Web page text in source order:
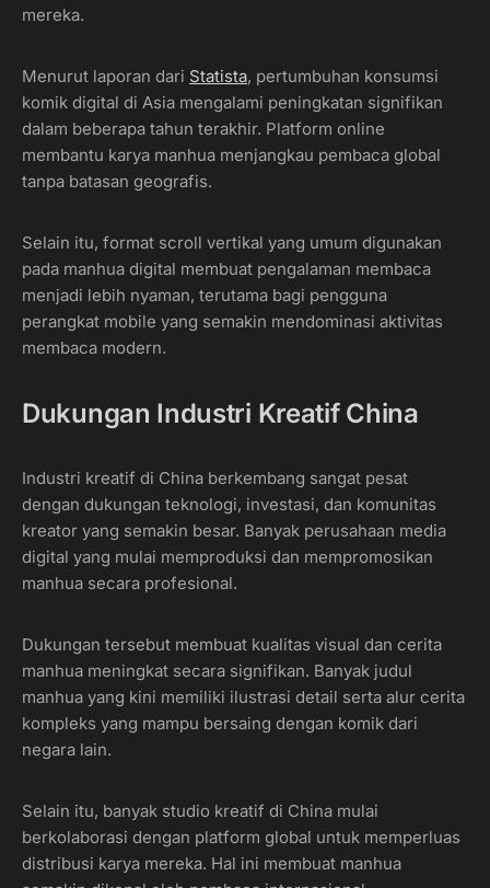
mereka.
Menurut laporan dari Statista, pertumbuhan konsumsi
komik digital di Asia mengalami peningkatan signifikan
dalam beberapa tahun terakhir. Platform online
membantu karya manhua menjangkau pembaca global
tanpa batasan geografis.
Selain itu, format scroll vertikal yang umum digunakan
pada manhua digital membuat pengalaman membaca
menjadi lebih nyaman, terutama bagi pengguna
perangkat mobile yang semakin mendominasi aktivitas
membaca modern.
Dukungan Industri Kreatif China
Industri kreatif di China berkembang sangat pesat
dengan dukungan teknologi, investasi, dan komunitas
kreator yang semakin besar. Banyak perusahaan media
digital yang mulai memproduksi dan mempromosikan
manhua secara profesional.
Dukungan tersebut membuat kualitas visual dan cerita
manhua meningkat secara signifikan. Banyak judul
manhua yang kini memiliki ilustrasi detail serta alur cerita
kompleks yang mampu bersaing dengan komik dari
negara lain.
Selain itu, banyak studio kreatif di China mulai
berkolaborasi dengan platform global untuk memperluas
distribusi karya mereka. Hal ini membuat manhua